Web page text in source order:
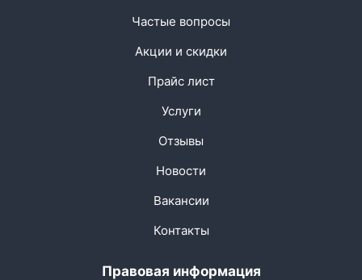
Частые вопросы
Акции и скидки
Прайс лист
Услуги
Отзывы
Новости
Вакансии
Контакты
Правовая информация